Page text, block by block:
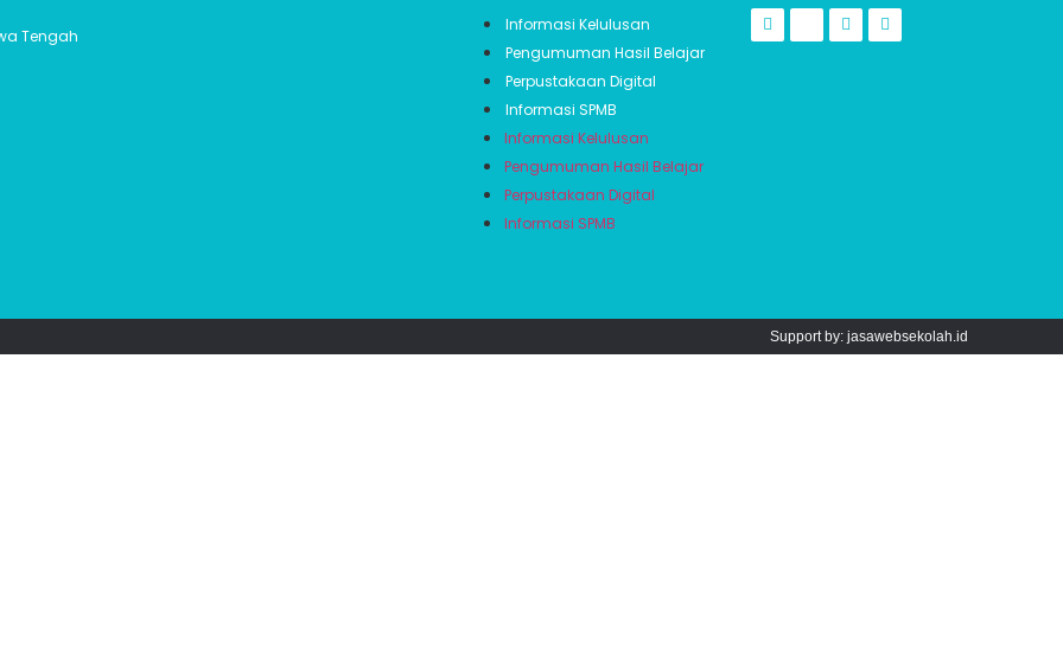
Tengah
Informasi Kelulusan
Pengumuman Hasil Belajar
Perpustakaan Digital
Informasi SPMB
Informasi Kelulusan
Pengumuman Hasil Belajar
Perpustakaan Digital
Informasi SPMB
Support by: jasawebsekolah.id